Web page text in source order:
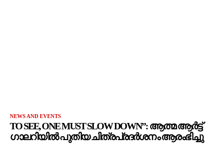
NEWS AND EVENTS
TO SEE, ONE MUST SLOW DOWN”: ആത്മ ആർട്ട്
ഗാലറിയിൽ പുതിയ ചിത്രപ്രദർശനം ആരംഭിച്ചു